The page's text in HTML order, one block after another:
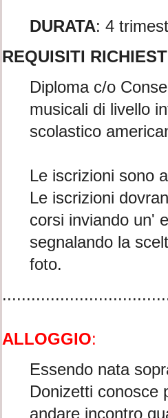
DURATA: 4
REQUISITI
Diploma c/o
musicali di livello
scolastico
Le iscrizioni sono
Le iscrizioni
corsi inviando un'
segnalando la
foto.
ALLOGGIO:
Essendo nata
Donizetti conosce
andare incontro